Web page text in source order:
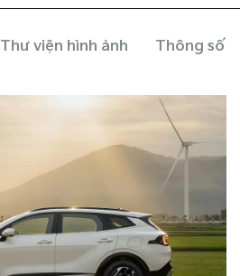
Thư viện hình ảnh Thông số